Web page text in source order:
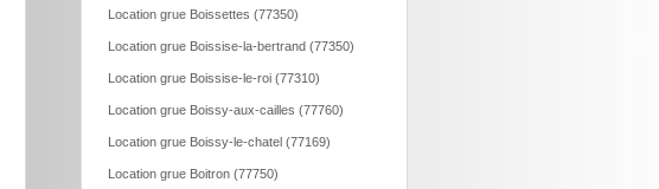
Location grue Boissettes (77350)
Location grue Boissise-la-bertrand (77350)
Location grue Boissise-le-roi (77310)
Location grue Boissy-aux-cailles (77760)
Location grue Boissy-le-chatel (77169)
Location grue Boitron (77750)